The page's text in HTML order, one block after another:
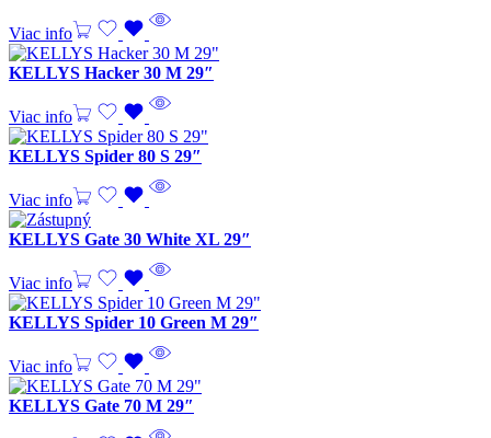
Viac info
KELLYS Hacker 30 M 29″
Viac info
KELLYS Spider 80 S 29″
Viac info
KELLYS Gate 30 White XL 29″
Viac info
KELLYS Spider 10 Green M 29″
Viac info
KELLYS Gate 70 M 29″